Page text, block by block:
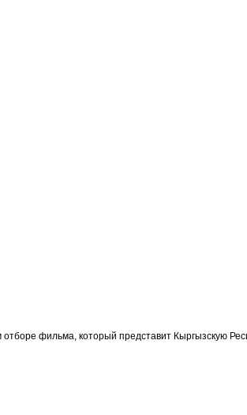
фильма, который представит Кыргызскую